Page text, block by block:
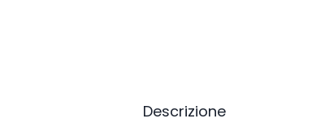
Descrizione